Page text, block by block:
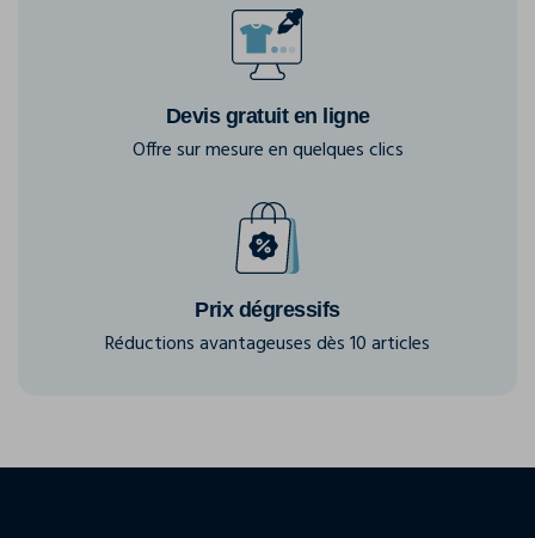
Devis gratuit en ligne
Offre sur mesure en quelques clics
Prix dégressifs
Réductions avantageuses dès 10 articles